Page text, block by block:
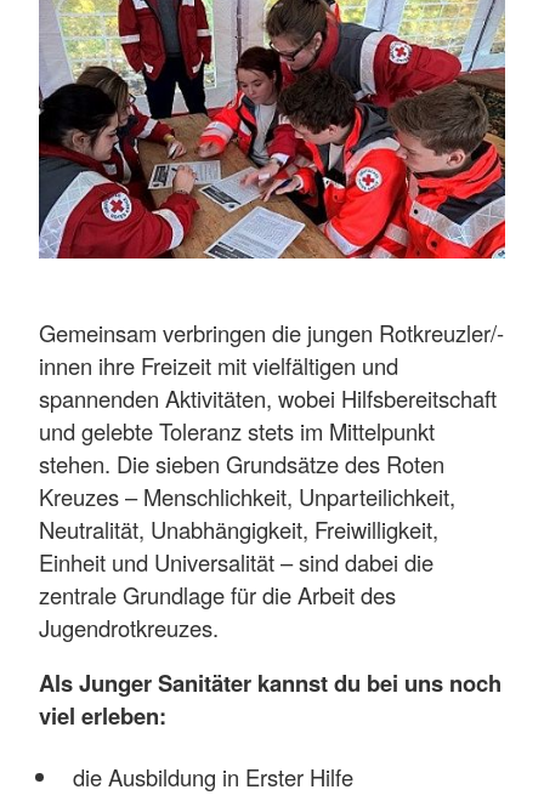
Gemeinsam verbringen die jungen Rotkreuzler/-
innen ihre Freizeit mit vielfältigen und
spannenden Aktivitäten, wobei Hilfsbereitschaft
und gelebte Toleranz stets im Mittelpunkt
stehen. Die sieben Grundsätze des Roten
Kreuzes – Menschlichkeit, Unparteilichkeit,
Neutralität, Unabhängigkeit, Freiwilligkeit,
Einheit und Universalität – sind dabei die
zentrale Grundlage für die Arbeit des
Jugendrotkreuzes.
Als Junger Sanitäter kannst du bei uns noch
viel erleben:
die Ausbildung in Erster Hilfe